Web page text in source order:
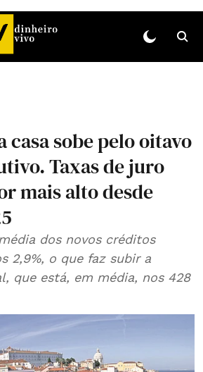
casa sobe pelo oitavo
Taxas de juro
mais alto desde
dos novos créditos
2,9%, o que faz subir a
que está, em média, nos 428